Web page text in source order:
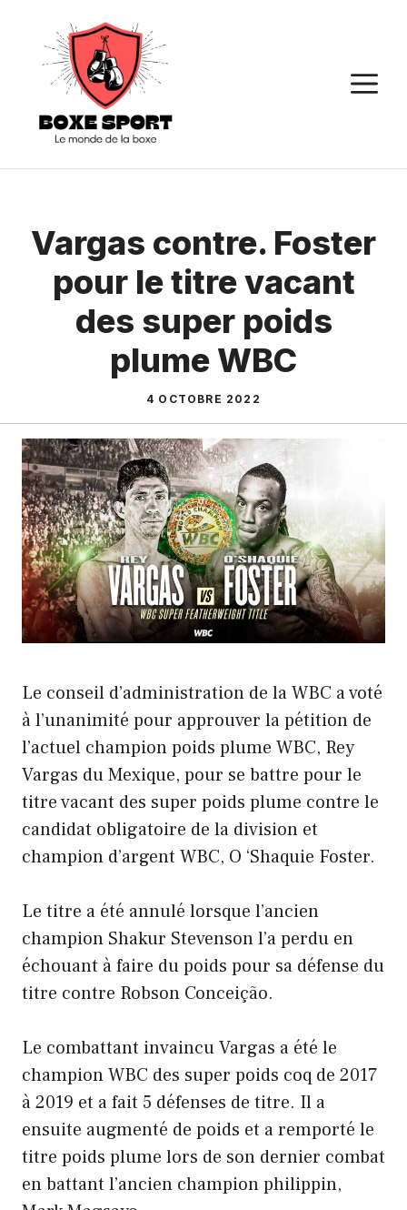
contenu
Vargas contre. Foster
pour le titre vacant
des super poids
plume WBC
4 OCTOBRE 2022
Le conseil d’administration de la WBC a voté
à l’unanimité pour approuver la pétition de
l’actuel champion poids plume WBC, Rey
Vargas du Mexique, pour se battre pour le
titre vacant des super poids plume contre le
candidat obligatoire de la division et
champion d’argent WBC, O ‘Shaquie Foster.
Le titre a été annulé lorsque l’ancien
champion Shakur Stevenson l’a perdu en
échouant à faire du poids pour sa défense du
titre contre Robson Conceição.
Le combattant invaincu Vargas a été le
champion WBC des super poids coq de 2017
à 2019 et a fait 5 défenses de titre. Il a
ensuite augmenté de poids et a remporté le
titre poids plume lors de son dernier combat
en battant l’ancien champion philippin,